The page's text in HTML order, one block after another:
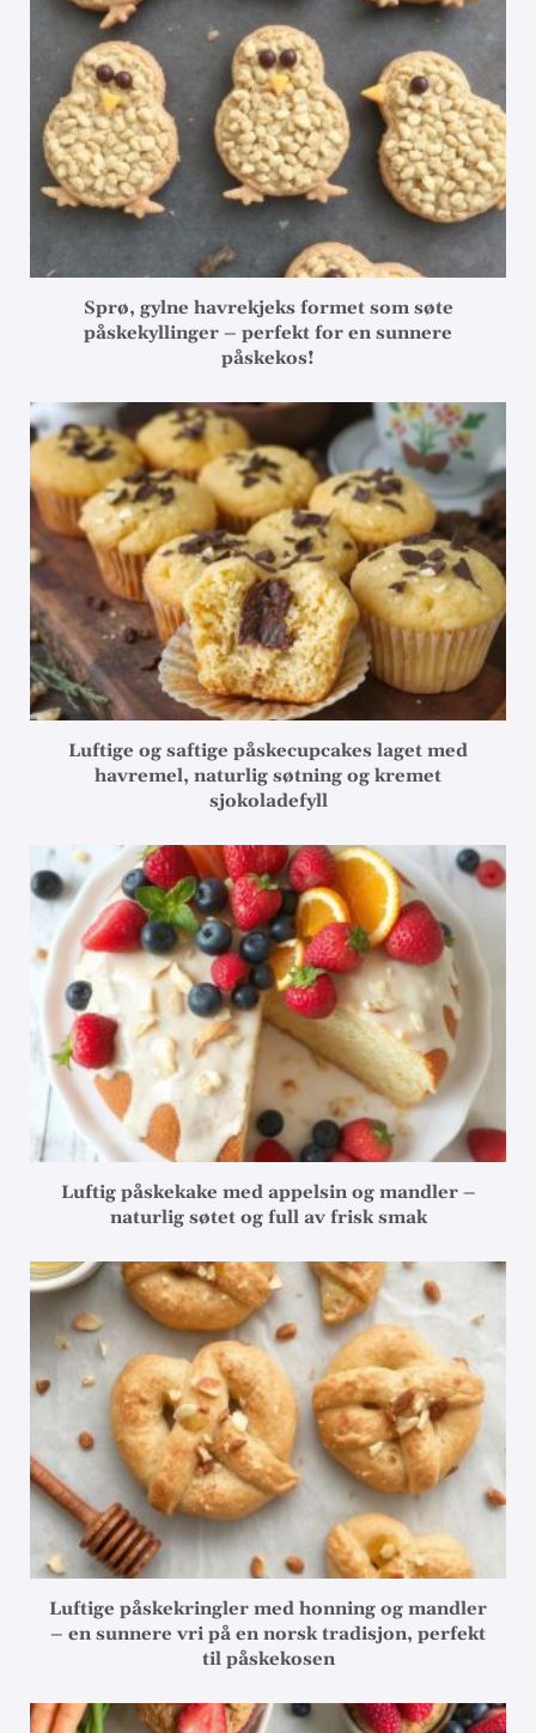
Sprø, gylne havrekjeks formet som søte
påskekyllinger – perfekt for en sunnere
påskekos!
Luftige og saftige påskecupcakes laget med
havremel, naturlig søtning og kremet
sjokoladefyll
Luftig påskekake med appelsin og mandler –
naturlig søtet og full av frisk smak
Luftige påskekringler med honning og mandler
– en sunnere vri på en norsk tradisjon, perfekt
til påskekosen